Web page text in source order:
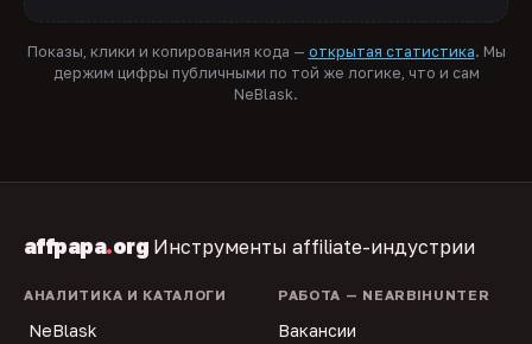
Показы, клики и копирования кода — открытая статистика. Мы
держим цифры публичными по той же логике, что и сам
NeBlask.
affpapa.org Инструменты affiliate-индустрии
АНАЛИТИКА И КАТАЛОГИ
NeBlask
РАБОТА — NEARBIHUNTER
Вакансии